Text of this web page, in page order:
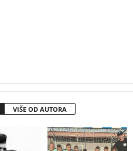
VIŠE OD AUTORA